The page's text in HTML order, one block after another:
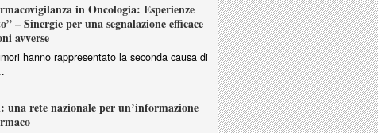
in Oncologia: Esperienze
– Sinergie per una segnalazione efficace
avverse
hanno rappresentato la seconda causa di
una rete nazionale per un’informazione